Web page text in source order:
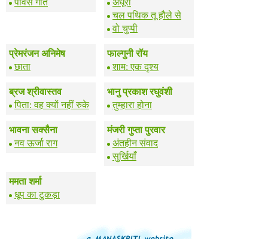
पावस गीत
अधूरी
चल पथिक तू हौले से
वो चुप्पी
प्रेमरंजन अनिमेष
छाता
फाल्गुनी रॉय
शाम: एक दृश्य
ब्रज श्रीवास्तव
पिता: वह क्यों नहीं रुके
भानु प्रकाश रघुवंशी
तुम्हारा होना
भावना सक्सैना
नव ऊर्जा राग
मंजरी गुप्ता पुरवार
अंतहीन संवाद
सुर्खियाँ
ममता शर्मा
धूप का टुकड़ा